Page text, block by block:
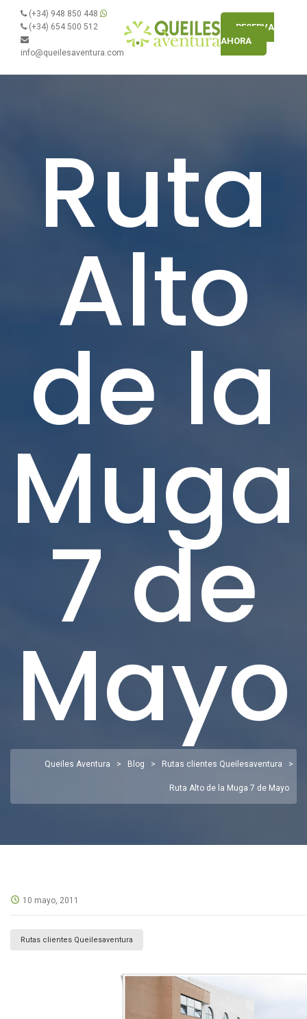
(+34) 948 850 448
(+34) 654 500 512
info@queilesaventura.com
RESERVA
AHORA
Ruta
Alto
de la
Muga
7 de
Mayo
Queiles Aventura > Blog > Rutas clientes Queilesaventura >
Ruta Alto de la Muga 7 de Mayo
10 mayo, 2011
Rutas clientes Queilesaventura